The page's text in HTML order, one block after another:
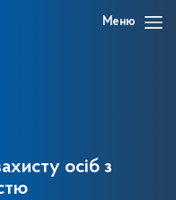
Меню
осіб з